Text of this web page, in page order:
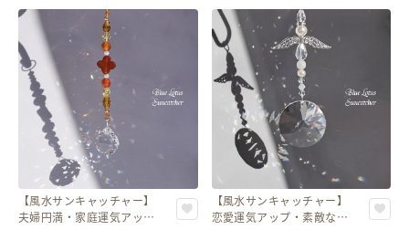
【風水サンキャッチャー】
夫婦円満・家庭運気アップ
【風水サンキャッチャー】
恋愛運気アップ・素敵な出